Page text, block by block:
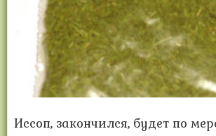
Иссоп, закончился, будет по